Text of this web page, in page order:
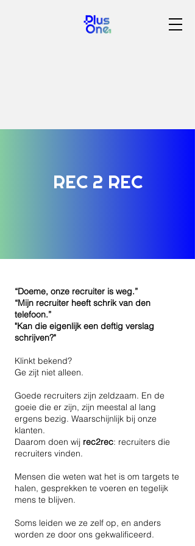
REC 2 REC
“Doeme, onze recruiter is weg.”
“Mijn recruiter heeft schrik van den
telefoon.”
"Kan die eigenlijk een deftig verslag
schrijven?"
Klinkt bekend?
Ge zijt niet alleen.
Goede recruiters zijn zeldzaam. En de
goeie die er zijn, zijn meestal al lang
ergens bezig. Waarschijnlijk bij onze
klanten.
Daarom doen wij rec2rec: recruiters die
recruiters vinden.
Mensen die weten wat het is om targets te
halen, gesprekken te voeren en tegelijk
mens te blijven.
Soms leiden we ze zelf op, en anders
worden ze door ons gekwalificeerd.